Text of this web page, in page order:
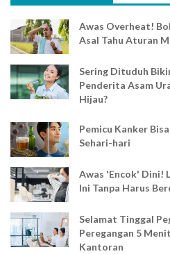
Awas Overheat!
Asal Tahu Aturan
Sering Dituduh
Penderita Asam
Hijau?
Pemicu Kanker
Sehari-hari
Awas 'Encok' Dini!
Ini Tanpa Harus
Selamat Tinggal
Peregangan 5
Kantoran